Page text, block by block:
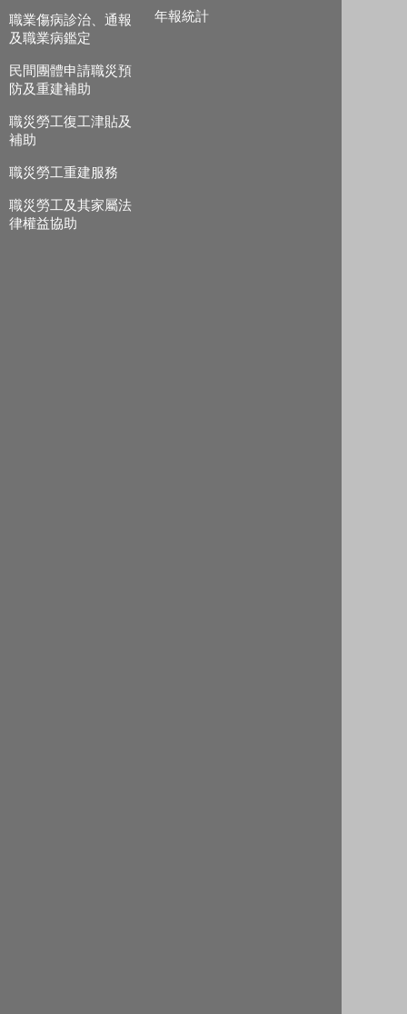
職業傷病診治、通報
及職業病鑑定
民間團體申請職災預
防及重建補助
職災勞工復工津貼及
補助
職災勞工重建服務
職災勞工及其家屬法
律權益協助
年報統計